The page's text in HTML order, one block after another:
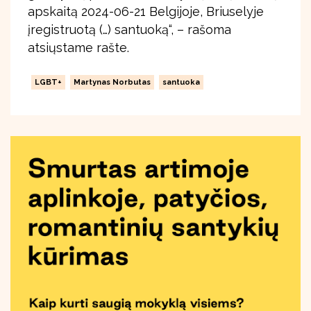
apskaitą 2024-06-21 Belgijoje, Briuselyje
įregistruotą (…) santuoką“, – rašoma
atsiųstame rašte.
LGBT+ Martynas Norbutas santuoka